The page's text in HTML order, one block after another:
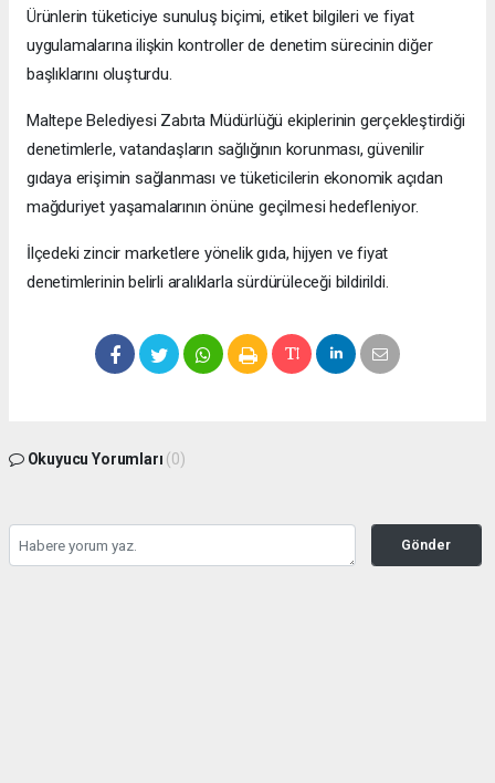
Ürünlerin tüketiciye sunuluş biçimi, etiket bilgileri ve fiyat
uygulamalarına ilişkin kontroller de denetim sürecinin diğer
başlıklarını oluşturdu.
Maltepe Belediyesi Zabıta Müdürlüğü ekiplerinin gerçekleştirdiği
denetimlerle, vatandaşların sağlığının korunması, güvenilir
gıdaya erişimin sağlanması ve tüketicilerin ekonomik açıdan
mağduriyet yaşamalarının önüne geçilmesi hedefleniyor.
İlçedeki zincir marketlere yönelik gıda, hijyen ve fiyat
denetimlerinin belirli aralıklarla sürdürüleceği bildirildi.
Okuyucu Yorumları (0)
Gönder